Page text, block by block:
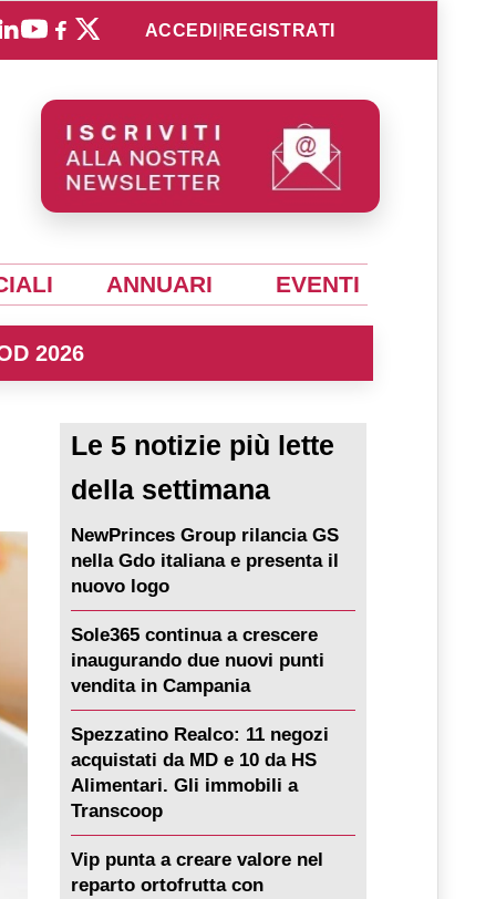
ACCEDI REGISTRATI
ANNUARI EVENTI
2026
Le 5 notizie più lette
della settimana
NewPrinces Group rilancia GS
nella Gdo italiana e presenta il
nuovo logo
Sole365 continua a crescere
inaugurando due nuovi punti
vendita in Campania
Spezzatino Realco: 11 negozi
acquistati da MD e 10 da HS
Alimentari. Gli immobili a
Transcoop
Vip punta a creare valore nel
reparto ortofrutta con